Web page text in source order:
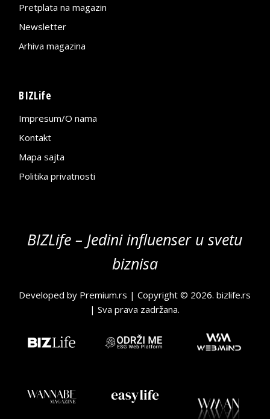
Pretplata na magazin
Newsletter
Arhiva magazina
BIZLife
Impresum/O nama
Kontakt
Mapa sajta
Politika privatnosti
BIZLife – Jedini influenser u svetu
biznisa
Developed by Premium.rs | Copyright © 2026.bizlife.rs
| Sva prava zadržana.